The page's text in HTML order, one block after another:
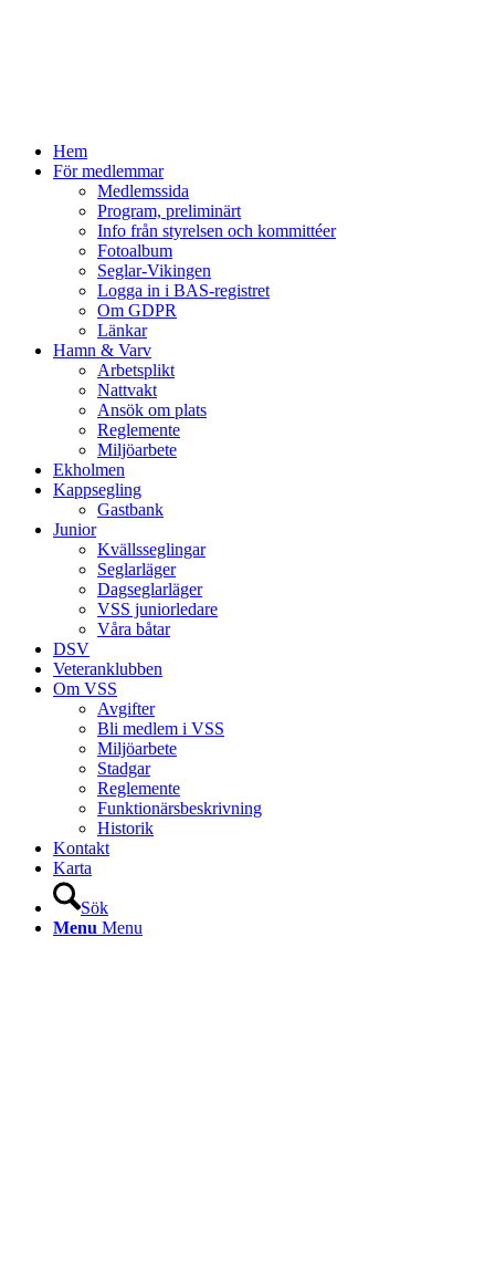
Hem
För medlemmar
Medlemssida
Program, preliminärt
Info från styrelsen och kommittéer
Fotoalbum
Seglar-Vikingen
Logga in i BAS-registret
Om GDPR
Länkar
Hamn & Varv
Arbetsplikt
Nattvakt
Ansök om plats
Reglemente
Miljöarbete
Ekholmen
Kappsegling
Gastbank
Junior
Kvällsseglingar
Seglarläger
Dagseglarläger
VSS juniorledare
Våra båtar
DSV
Veteranklubben
Om VSS
Avgifter
Bli medlem i VSS
Miljöarbete
Stadgar
Reglemente
Funktionärsbeskrivning
Historik
Kontakt
Karta
Sök
Menu Menu